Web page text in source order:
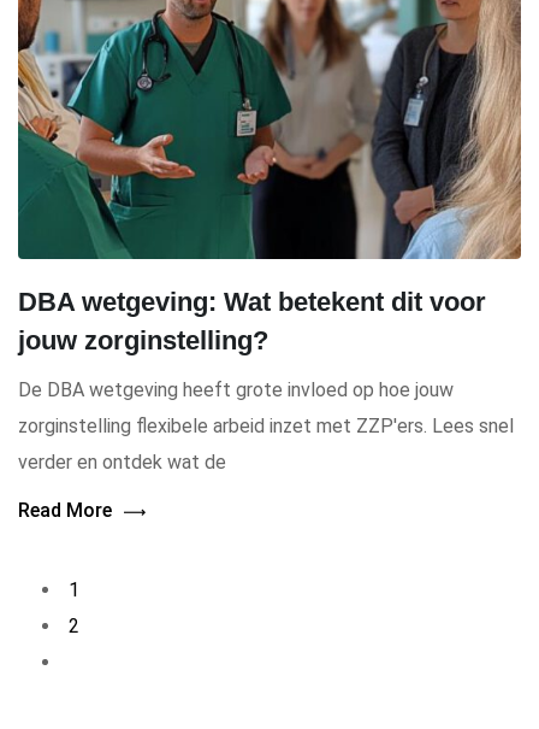
DBA wetgeving: Wat betekent dit voor
jouw zorginstelling?
De DBA wetgeving heeft grote invloed op hoe jouw
zorginstelling flexibele arbeid inzet met ZZP'ers. Lees snel
verder en ontdek wat de
Read More
1
2